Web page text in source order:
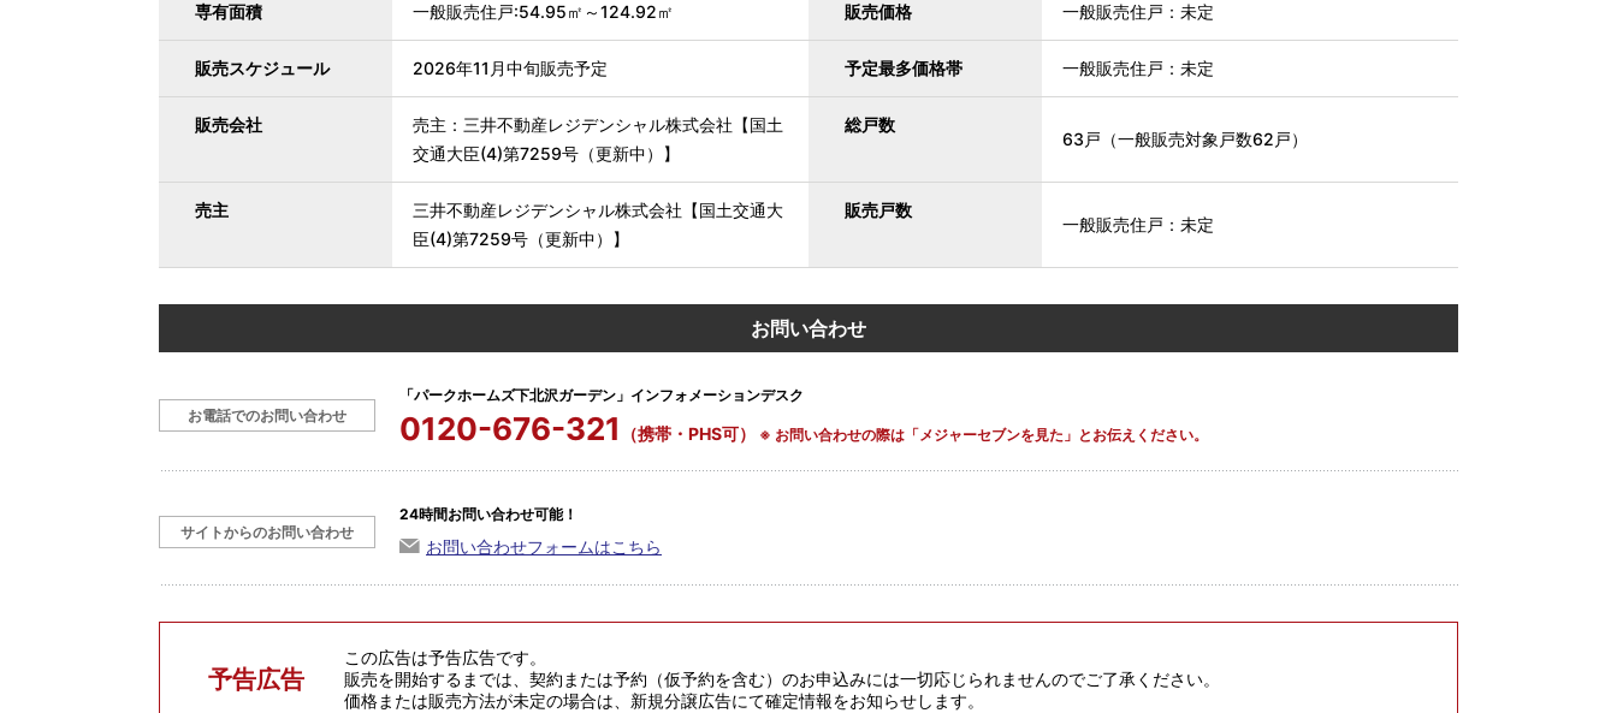
専有面積 一般販売住戸:54.95㎡～124.92㎡ 販売価格 一般販売住戸：未定
販売スケジュール 2026年11月中旬販売予定 予定最多価格帯 一般販売住戸：未定
販売会社
売主：三井不動産レジデンシャル株式会社【国土
交通大臣(4)第7259号（更新中）】
総戸数
63戸（一般販売対象戸数62戸）
売主
三井不動産レジデンシャル株式会社【国土交通大
臣(4)第7259号（更新中）】
販売戸数
一般販売住戸：未定
お問い合わせ
お電話でのお問い合わせ
「パークホームズ下北沢ガーデン」インフォメーションデスク
0120-676-321 （携帯・PHS可） ※ お問い合わせの際は「メジャーセブンを見た」とお伝えください。
サイトからのお問い合わせ
24時間お問い合わせ可能！
お問い合わせフォームはこちら
予告広告
この広告は予告広告です。
販売を開始するまでは、契約または予約（仮予約を含む）のお申込みには一切応じられませんのでご了承ください。
価格または販売方法が未定の場合は、新規分譲広告にて確定情報をお知らせします。